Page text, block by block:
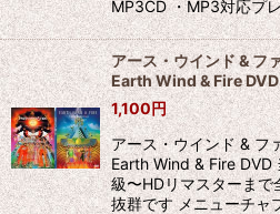
MP3CD ・MP3対応プ
アース・ウインド & フ
Earth Wind & Fire DVD
1,100円
アース・ウインド & フ
Earth Wind & Fire DVD
級〜HDリマスターまで
抜群です メニューチャ